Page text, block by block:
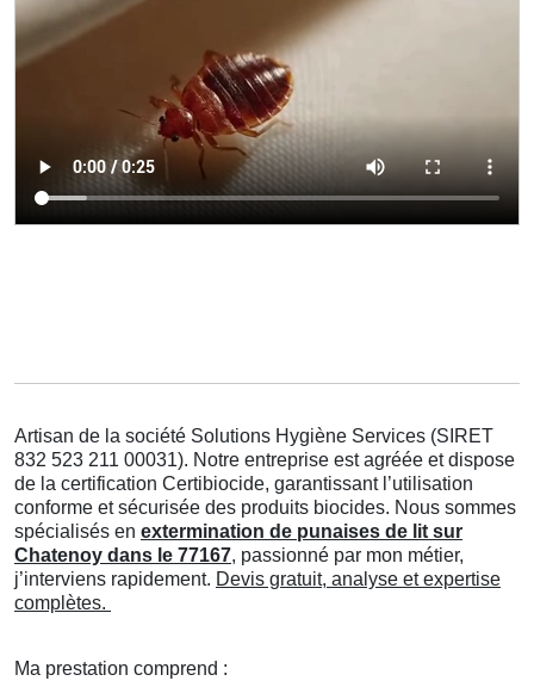
Artisan de la société Solutions Hygiène Services (SIRET
832 523 211 00031). Notre entreprise est agréée et dispose
de la certification Certibiocide, garantissant l’utilisation
conforme et sécurisée des produits biocides. Nous sommes
spécialisés en extermination de punaises de lit sur
Chatenoy dans le 77167, passionné par mon métier,
j’interviens rapidement. Devis gratuit, analyse et expertise
complètes.
Ma prestation comprend :